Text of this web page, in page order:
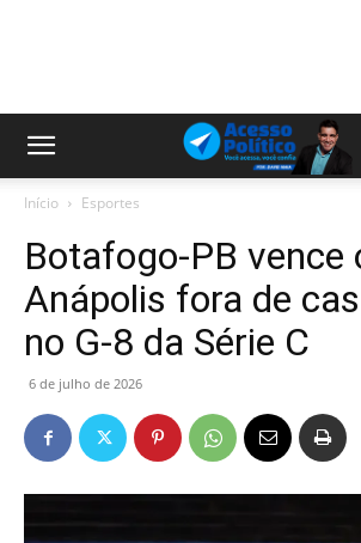
Início Esportes
Botafogo-PB vence
Anápolis fora de
no G-8 da Série C
6 de julho de 2026